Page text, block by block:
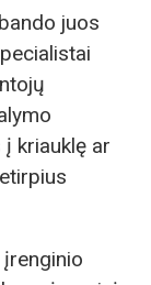
juos
kriauklę ar